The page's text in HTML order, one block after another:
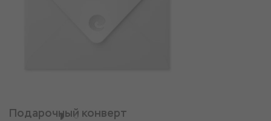
Подарочный конверт